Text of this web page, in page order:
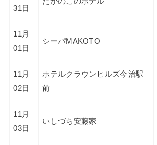
31日
11月
01日
シーパMAKOTO
11月
02日
ホテルクラウンヒルズ今治駅
前
11月
03日
いしづち安藤家